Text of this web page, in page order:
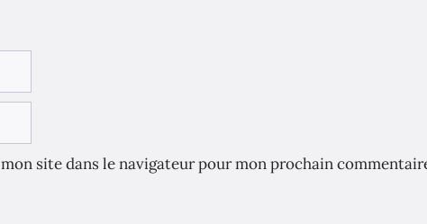
site dans le navigateur pour mon prochain